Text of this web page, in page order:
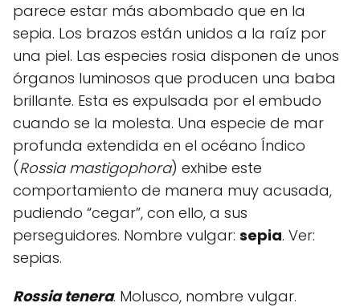
parece estar más abombado que en la
sepia. Los brazos están unidos a la raíz por
una piel. Las especies rosia disponen de unos
órganos luminosos que producen una baba
brillante. Esta es expulsada por el embudo
cuando se la molesta. Una especie de mar
profunda extendida en el océano Índico
(Rossia mastigophora) exhibe este
comportamiento de manera muy acusada,
pudiendo “cegar”, con ello, a sus
perseguidores. Nombre vulgar: sepia. Ver:
sepias.
Rossia tenera. Molusco, nombre vulgar.